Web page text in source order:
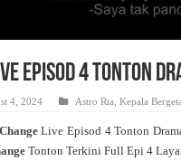
Episod 4 Tonton
4, 2024 Astro Ria Kepala
Live Episod 4 Tonton
Tonton Terkini Full Epi 4